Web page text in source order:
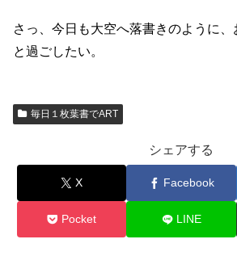
さっ、今日も大空へ落書きのように、
と過ごしたい。
毎日１枚葉書でART
シェアする
X Facebook
Pocket LINE